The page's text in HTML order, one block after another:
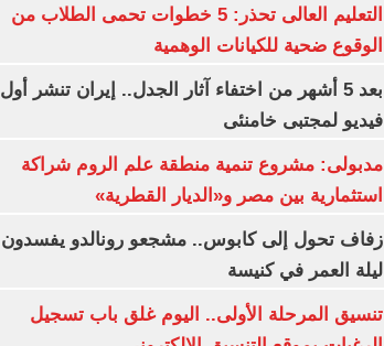
التعليم العالى تحذر: 5 خطوات تحمى الطلاب من
الوقوع ضحية للكيانات الوهمية
بعد 5 أشهر من اختفاء آثار الجدل.. إيران تنشر أول
فيديو لمجتبى خامنئى
مدبولى: مشروع تنمية منطقة علم الروم شراكة
استثمارية بين مصر و«الديار القطرية»
زفاف تحول إلى كابوس.. مشجعو رونالدو يفسدون
ليلة العمر في كنيسة
تنسيق المرحلة الأولى.. اليوم غلق باب تسجيل